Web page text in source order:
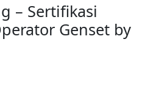
– Sertifikasi
Genset by